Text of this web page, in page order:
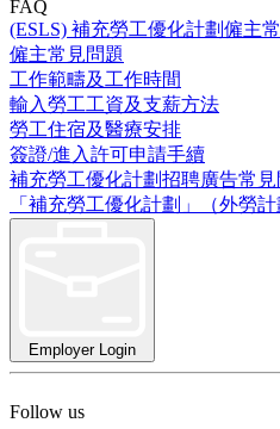
FAQ
(ESLS) 補充勞工優化計劃僱主
僱主常見問題
工作範疇及工作時間
輸入勞工工資及支薪方法
勞工住宿及醫療安排
簽證/進入許可申請手續
補充勞工優化計劃招聘廣告常見
「補充勞工優化計劃」（外勞
Employer Login
Follow us